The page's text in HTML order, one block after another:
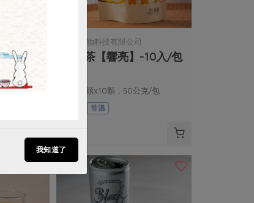
入/包
/包
集品生物科技有限公司
養聲茶【響亮】-10入/包
5公克/顆x10顆，50公克/包
常溫
我知道了